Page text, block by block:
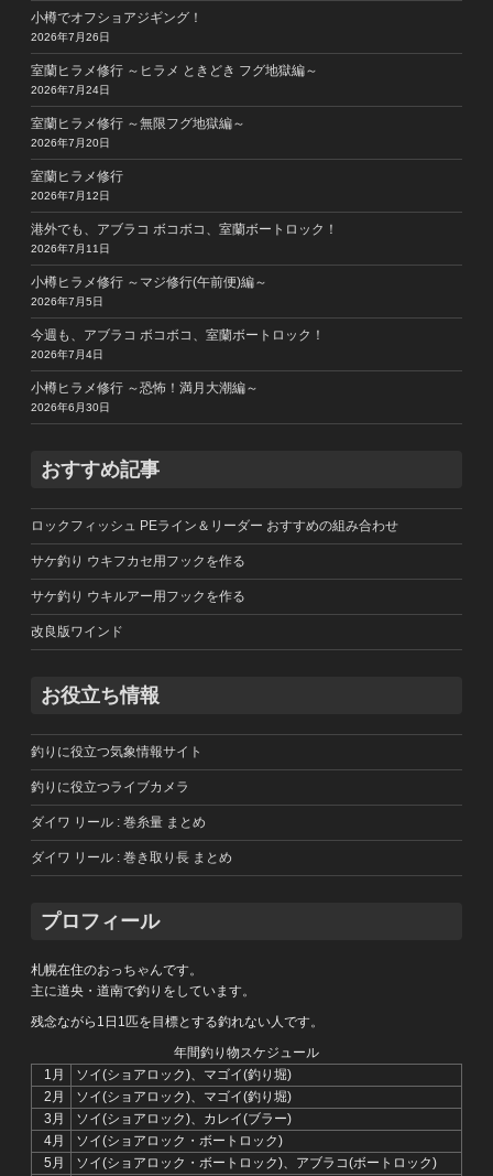
小樽でオフショアジギング！
2026年7月26日
室蘭ヒラメ修行 ～ヒラメ ときどき フグ地獄編～
2026年7月24日
室蘭ヒラメ修行 ～無限フグ地獄編～
2026年7月20日
室蘭ヒラメ修行
2026年7月12日
港外でも、アブラコ ボコボコ、室蘭ボートロック！
2026年7月11日
小樽ヒラメ修行 ～マジ修行(午前便)編～
2026年7月5日
今週も、アブラコ ボコボコ、室蘭ボートロック！
2026年7月4日
小樽ヒラメ修行 ～恐怖！満月大潮編～
2026年6月30日
おすすめ記事
ロックフィッシュ PEライン＆リーダー おすすめの組み合わせ
サケ釣り ウキフカセ用フックを作る
サケ釣り ウキルアー用フックを作る
改良版ワインド
お役立ち情報
釣りに役立つ気象情報サイト
釣りに役立つライブカメラ
ダイワ リール : 巻糸量 まとめ
ダイワ リール : 巻き取り長 まとめ
プロフィール
札幌在住のおっちゃんです。
主に道央・道南で釣りをしています。
残念ながら1日1匹を目標とする釣れない人です。
年間釣り物スケジュール
1月
ソイ(ショアロック)、マゴイ(釣り堀)
2月
ソイ(ショアロック)、マゴイ(釣り堀)
3月
ソイ(ショアロック)、カレイ(ブラー)
4月
ソイ(ショアロック・ボートロック)
5月
ソイ(ショアロック・ボートロック)、アブラコ(ボートロック)